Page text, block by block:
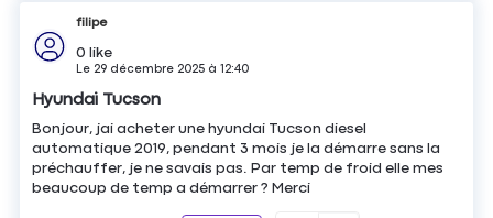
filipe
0 like
Le 29 décembre 2025 à12:40
Hyundai Tucson
Bonjour, jai acheter une hyundai Tucson diesel
automatique 2019, pendant 3 mois je la démarre sans la
préchauffer, je ne savais pas. Par temp de froid elle mes
beaucoup de temp a démarrer ? Merci